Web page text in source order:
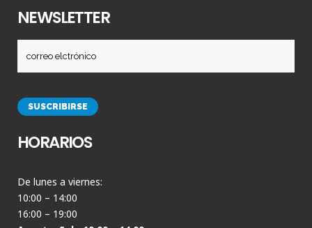
NEWSLETTER
HORARIOS
De lunes a viernes:
10:00 – 14:00
16:00 – 19:00